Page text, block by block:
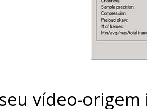
vídeo-origem